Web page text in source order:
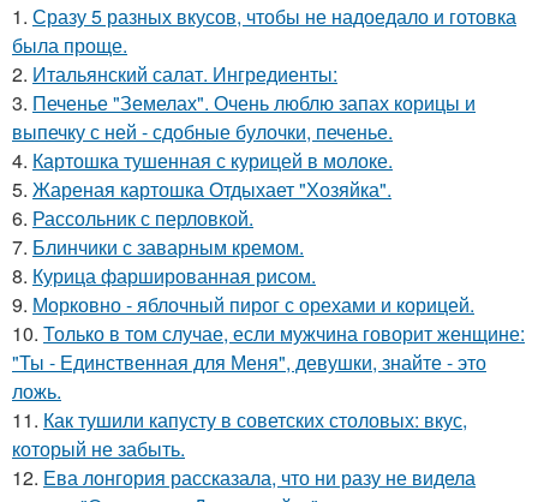
1. Сразу 5 разных вкусов, чтобы не надоедало и готовка
была проще.
2. Итальянский салат. Ингредиенты:
3. Печенье "Земелах". Очень люблю запах корицы и
выпечку с ней - сдобные булочки, печенье.
4. Картошка тушенная с курицей в молоке.
5. Жареная картошка Отдыхает "Хозяйка".
6. Рассольник с перловкой.
7. Блинчики с заварным кремом.
8. Курица фаршированная рисом.
9. Морковно - яблочный пирог с орехами и корицей.
10. Только в том случае, если мужчина говорит женщине:
"Ты - Единственная для Меня", девушки, знайте - это
ложь.
11. Как тушили капусту в советских столовых: вкус,
который не забыть.
12. Ева лонгория рассказала, что ни разу не видела